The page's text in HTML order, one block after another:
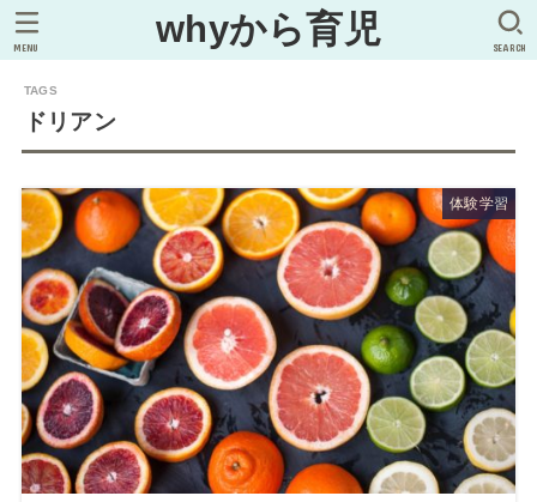
whyから育児 SEARCH
MENU
ドリアン
体験学習